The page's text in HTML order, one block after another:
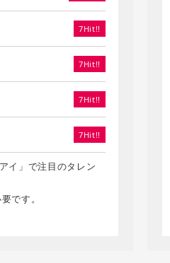
7Hit!!
7Hit!!
7Hit!!
7Hit!!
イ」で注目のタレン
です。